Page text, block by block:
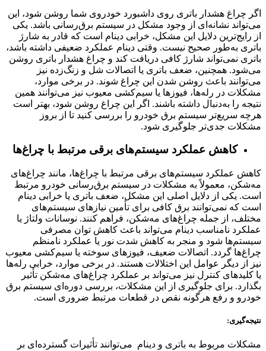
اگر چراغ هشدار باتری روی داشبورد خودروی شما روشن شود، این
می‌تواند نشانه‌ای از وجود مشکل در سیستم برق‌رسانی باشد. یکی
از رایج‌ترین دلایل این مشکل، خرابی دینام است که قادر به شارژ
باتری به‌طور صحیح نیست. وقتی دینام عملکرد ضعیفی داشته باشد،
باتری نمی‌تواند شارژ کافی دریافت کند و چراغ هشدار باتری روشن
می‌شود. همچنین، ضعف باتری یا اتصالات شل و زنگ‌زده نیز
می‌توانند باعث روشن شدن این چراغ شوند. در برخی موارد،
مشکلات در رله‌ها، فیوزها یا سیم‌کشی معیوب نیز می‌توانند همین
نتیجه را به‌دنبال داشته باشند. اگر این چراغ روشن شود، بهتر است
هرچه سریع‌تر سیستم برق خودرو را بررسی کنید تا از بروز
مشکلات جدی‌تر جلوگیری شود.
کاهش عملکرد سیستم‌های برقی مرتبط با چراغ‌ها
کاهش عملکرد سیستم‌های برقی مرتبط با چراغ‌ها، مانند چراغ‌های
مه‌شکن، معمولاً به مشکلات در سیستم برق‌رسانی خودرو مرتبط
است. یکی از دلایل اصلی این مشکل، ضعف باتری یا خرابی دینام
است که نمی‌توانند برق کافی برای تأمین نیازهای سیستم‌های
مختلف، از جمله چراغ‌های مه‌شکن، فراهم کنند. نوسانات ولتاژ یا
عملکرد نامناسب دینام می‌تواند باعث کاهش توان مصرفی
سیستم‌ها شود و منجر به کاهش شدت نور یا عملکرد نامنظم
چراغ‌ها گردد. اتصالات ضعیف، فیوزهای سوخته یا سیم‌کشی معیوب
نیز از دیگر عوامل این اختلالات هستند. در برخی موارد، خرابی رله‌ها
یا کلیدهای کنترل نیز می‌تواند بر عملکرد چراغ‌های مه‌شکن تأثیر
بگذارد. برای جلوگیری از این مشکلات، بررسی دوره‌ای سیستم برق
خودرو و رفع هرگونه نقص در قطعات مرتبط ضروری است.
نتیجه‌گیری:
مشکلات مربوط به باتری و دینام می‌توانند تأثیرات گسترده‌ای بر